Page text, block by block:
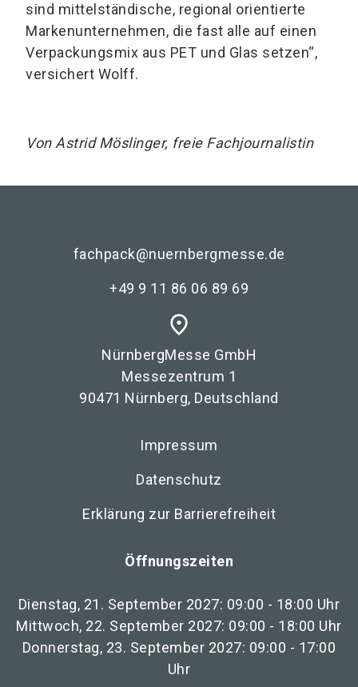
sind mittelständische, regional orientierte
Markenunternehmen, die fast alle auf einen
Verpackungsmix aus PET und Glas setzen“,
versichert Wolff.
Von Astrid Möslinger, freie Fachjournalistin
fachpack@nuernbergmesse.de
+49 9 11 86 06 89 69
place
NürnbergMesse GmbH
Messezentrum 1
90471 Nürnberg, Deutschland
Impressum
Datenschutz
Erklärung zur Barrierefreiheit
Öffnungszeiten
Dienstag, 21. September 2027: 09:00 - 18:00 Uhr
Mittwoch, 22. September 2027: 09:00 - 18:00 Uhr
Donnerstag, 23. September 2027: 09:00 - 17:00
Uhr